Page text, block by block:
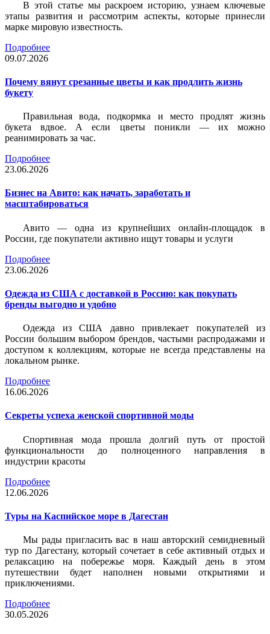
В этой статье мы раскроем историю, узнаем ключевые
этапы развития и рассмотрим аспекты, которые принесли
марке мировую известность.
Подробнее
09.07.2026
Почему вянут срезанные цветы и как продлить жизнь
букету
Правильная вода, подкормка и место продлят жизнь
букета вдвое. А если цветы поникли — их можно
реанимировать за час.
Подробнее
23.06.2026
Бизнес на Авито: как начать, заработать и
масштабироваться
Авито — одна из крупнейших онлайн-площадок в
России, где покупатели активно ищут товары и услуги
Подробнее
23.06.2026
Одежда из США с доставкой в Россию: как покупать
бренды выгодно и удобно
Одежда из США давно привлекает покупателей из
России большим выбором брендов, частыми распродажами и
доступом к коллекциям, которые не всегда представлены на
локальном рынке.
Подробнее
16.06.2026
Секреты успеха женской спортивной моды
Спортивная мода прошла долгий путь от простой
функциональности до полноценного направления в
индустрии красоты
Подробнее
12.06.2026
Туры на Каспийское море в Дагестан
Мы рады пригласить вас в наш авторский семидневный
тур по Дагестану, который сочетает в себе активный отдых и
релаксацию на побережье моря. Каждый день в этом
путешествии будет наполнен новыми открытиями и
приключениями.
Подробнее
30.05.2026